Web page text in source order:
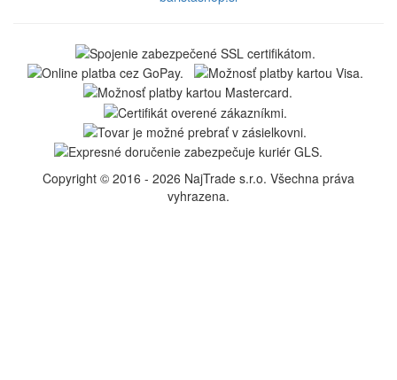
Copyright © 2016 - 2026 NajTrade s.r.o. Všechna práva
vyhrazena.